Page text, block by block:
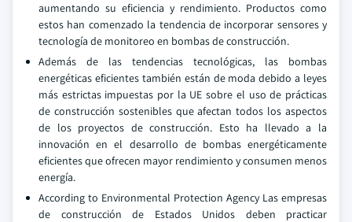
aumentando su eficiencia y rendimiento. Productos como
estos han comenzado la tendencia de incorporar sensores y
tecnología de monitoreo en bombas de construcción.
Además de las tendencias tecnológicas, las bombas
energéticas eficientes también están de moda debido a leyes
más estrictas impuestas por la UE sobre el uso de prácticas
de construcción sostenibles que afectan todos los aspectos
de los proyectos de construcción. Esto ha llevado a la
innovación en el desarrollo de bombas energéticamente
eficientes que ofrecen mayor rendimiento y consumen menos
energía.
According to Environmental Protection Agency Las empresas
de construcción de Estados Unidos deben practicar